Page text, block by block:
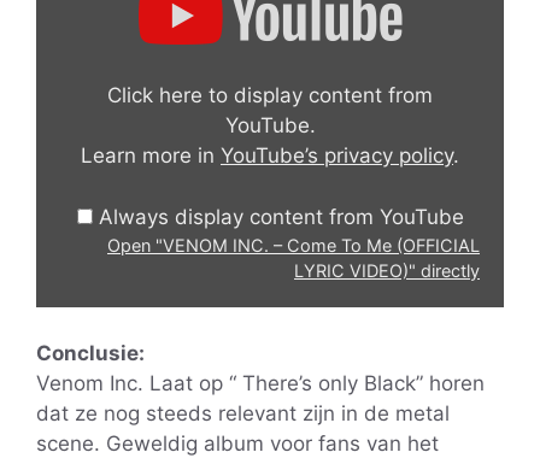
LYRIC
VIDEO)"
YouTube
Click here to display content from
YouTube.
Learn more in YouTube’s privacy policy.
Always display content from YouTube
Open "VENOM INC. – Come To Me (OFFICIAL
LYRIC VIDEO)" directly
Conclusie:
Venom Inc. Laat op “ There’s only Black” horen
dat ze nog steeds relevant zijn in de metal
scene. Geweldig album voor fans van het